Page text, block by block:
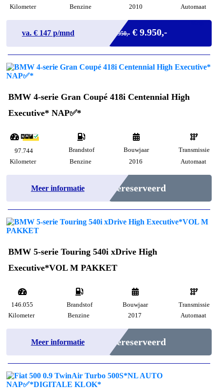
Kilometer
Benzine
2010
Automaat
va. € 147 p/mnd € 8.950,- € 9.950,-
BMW 4-serie Gran Coupé 418i Centennial High
Executive* NAP✅*
97.744
Kilometer
Brandstof
Benzine
Bouwjaar
2016
Transmissie
Automaat
Meer informatie Gereserveerd
BMW 5-serie Touring 540i xDrive High
Executive*VOL M PAKKET
146.055
Kilometer
Brandstof
Benzine
Bouwjaar
2017
Transmissie
Automaat
Meer informatie Gereserveerd